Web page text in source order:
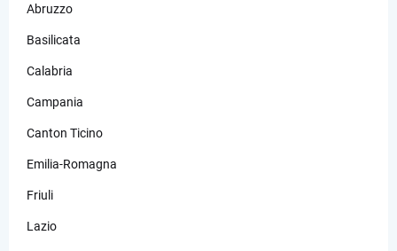
Abruzzo
Basilicata
Calabria
Campania
Canton Ticino
Emilia-Romagna
Friuli
Lazio